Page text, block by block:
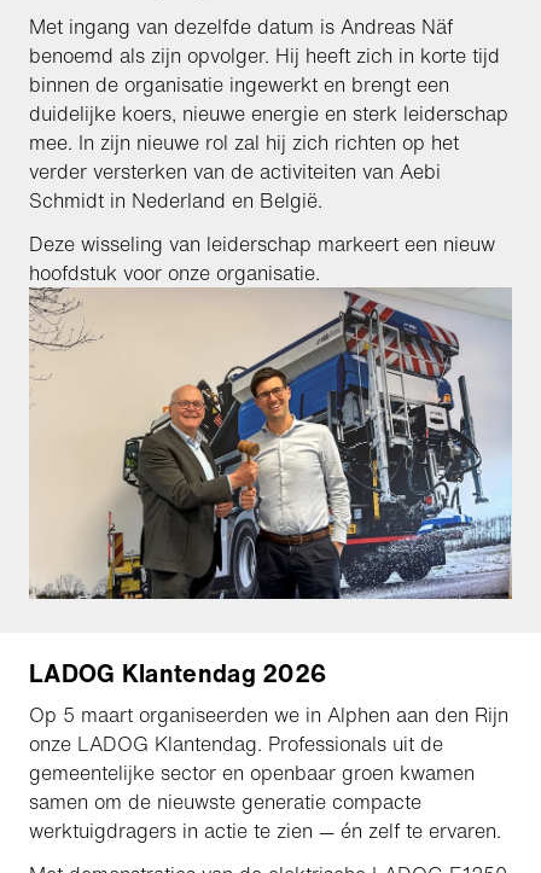
Met ingang van dezelfde datum is Andreas Näf
benoemd als zijn opvolger. Hij heeft zich in korte tijd
binnen de organisatie ingewerkt en brengt een
duidelijke koers, nieuwe energie en sterk leiderschap
mee. In zijn nieuwe rol zal hij zich richten op het
verder versterken van de activiteiten van Aebi
Schmidt in Nederland en België.
Deze wisseling van leiderschap markeert een nieuw
hoofdstuk voor onze organisatie.
LADOG Klantendag 2026
Op 5 maart organiseerden we in Alphen aan den Rijn
onze LADOG Klantendag. Professionals uit de
gemeentelijke sector en openbaar groen kwamen
samen om de nieuwste generatie compacte
werktuigdragers in actie te zien — én zelf te ervaren.